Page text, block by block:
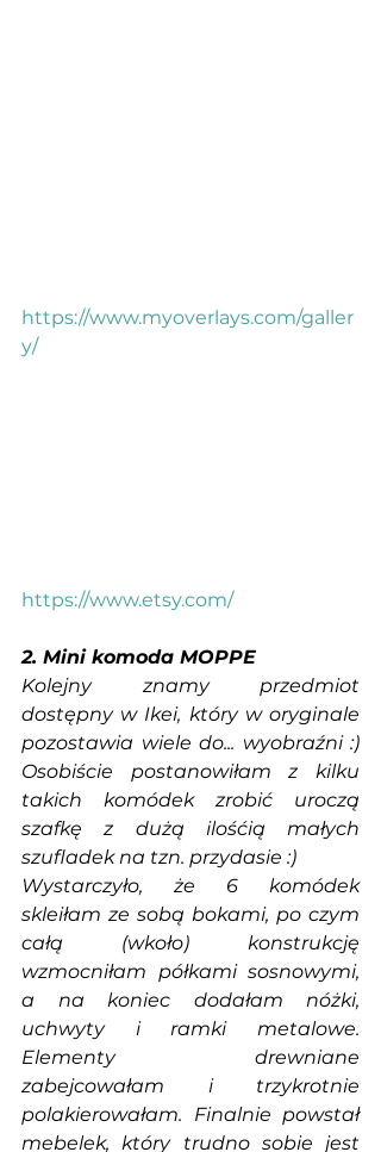
https://www.myoverlays.com/galler
y/
https://www.etsy.com/
2. Mini komoda MOPPE
Kolejny znamy przedmiot
dostępny w Ikei, który w oryginale
pozostawia wiele do... wyobraźni :)
Osobiście postanowiłam z kilku
takich komódek zrobić uroczą
szafkę z dużą ilośćią małych
szufladek na tzn. przydasie :)
Wystarczyło, że 6 komódek
skleiłam ze sobą bokami, po czym
całą (wkoło) konstrukcję
wzmocniłam półkami sosnowymi,
a na koniec dodałam nóżki,
uchwyty i ramki metalowe.
Elementy drewniane
zabejcowałam i trzykrotnie
polakierowałam. Finalnie powstał
mebelek, który trudno sobie jest